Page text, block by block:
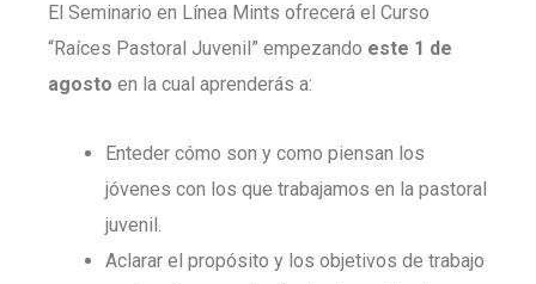
El Seminario en Línea Mints ofrecerá el Curso
“Raíces Pastoral Juvenil” empezando este 1 de
agosto en la cual aprenderás a:
Enteder cómo son y como piensan los
jóvenes con los que trabajamos en la pastoral
juvenil.
Aclarar el propósito y los objetivos de trabajo